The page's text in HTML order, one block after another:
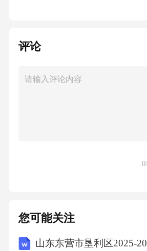
式试算：当（q1+q2+q3+q4）
则Q=q1+q2+q3+q4；当工地面
式ΣQ1N1K2，
到q1=3.44L/S。因此，施工用
考虑q2用水量。根据表格6查看
0、30、50、1030、740.根据表
评论
0
您可能关注